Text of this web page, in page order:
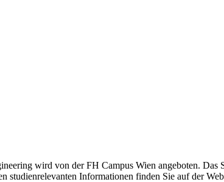
wird von der FH Campus Wien angeboten.
studienrelevanten Informationen finden Sie auf der